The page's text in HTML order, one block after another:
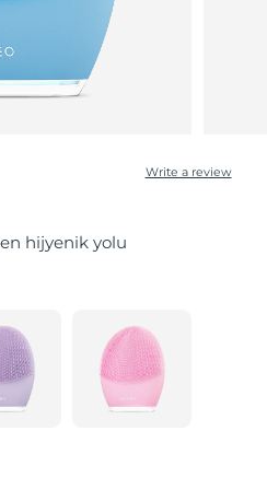
Write a review
hijyenik yolu